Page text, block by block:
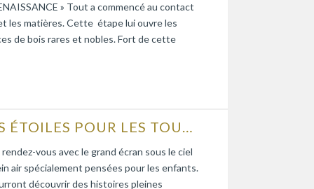
» Tout a commencé au contact
les matières. Cette étape lui ouvre les
de bois rares et nobles. Fort de cette
CINÉ-PITCHOUNS… CINÉMA SOUS LES ÉTOILES POUR LES TOUT-PETITS
vous avec le grand écran sous le ciel
air spécialement pensées pour les enfants.
découvrir des histoires pleines